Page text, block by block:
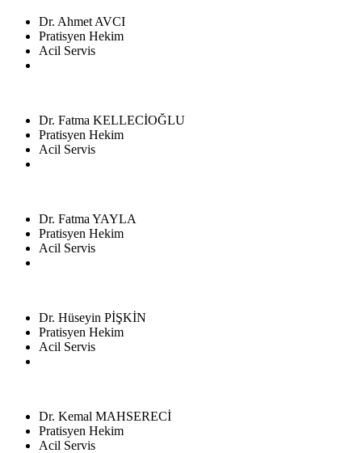
Dr. Ahmet AVCI
Pratisyen Hekim
Acil Servis
Dr. Fatma KELLECİOĞLU
Pratisyen Hekim
Acil Servis
Dr. Fatma YAYLA
Pratisyen Hekim
Acil Servis
Dr. Hüseyin PİŞKİN
Pratisyen Hekim
Acil Servis
Dr. Kemal MAHSERECİ
Pratisyen Hekim
Acil Servis